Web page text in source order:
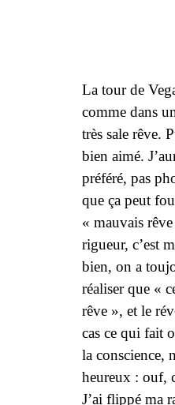
La tour de Vegas m’apparut
comme dans
très sale rêve.
bien aimé.
préféré, pas
que ça peut
« mauvais
rigueur, c’est
bien, on a
réaliser que «
rêve », et le
cas ce qui fait
la conscience,
heureux : ouf,
J’ai flippé ma